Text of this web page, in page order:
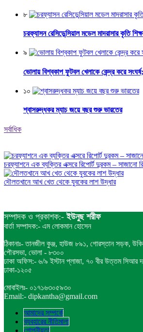
৮
চরফ্যাসন রেসিডেন্সিয়াল মডেল মাদরাসার কৃতি
৯
ভোলায় বিশ্বকাপ ফুটবল খেলাকে কেন্দ্র করে
১০
শ্বাসরুদ্ধকর ম্যাচ জয়ে বছর শুরু ভারতের
সর্বাধিক
চরফ্যাশনে এক ব্যক্তির এক্সরে রিপোর্ট দুরকম – সাজানো
দৌলতখানে আখ খেত থেকে যুবকের লাশ উদ্ধার
সম্পাদক ও প্রকাশক:-ইউনুছ শরীফ
বার্তা সম্পাদক:- এম লোকমান হোসেন
ঠিকানাঃ- তানজীল কুঞ্জ, হাউজ ৮৯১, গোরস্তান সড়ক,
পৌরসভা, ভোলা - ৮৩০০
ঢাকা অফিস:- ৬/৯ ইস্টান প্লাজা, ৭০ বীর উত্তম সিআর
ঢাকা-১২০৫
মোবাইলঃ- ০১৭১৬৩০৫৯৩০
Email:- dipkantha@gmail.com
আমাদের সম্পর্কে
ব্যবহারের নীতিমালা
গোপনীয়তা